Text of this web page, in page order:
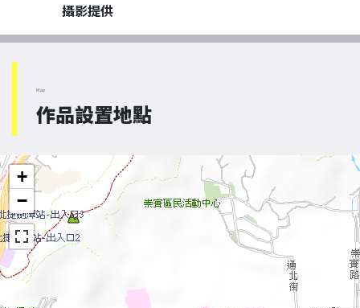
攝影提供
Map
作品設置地點
+
−